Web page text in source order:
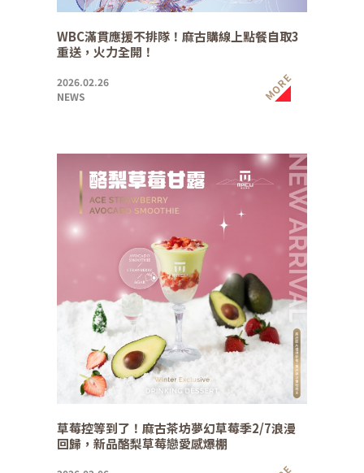
WBC滿貫應援不排隊！麻古購線上點餐自取3
重送，火力全開！
2026.02.26
NEWS
MORE
草莓控等到了！麻古茶坊夢幻草莓季2/7浪漫
回歸，新品酪梨草莓戀愛感爆棚